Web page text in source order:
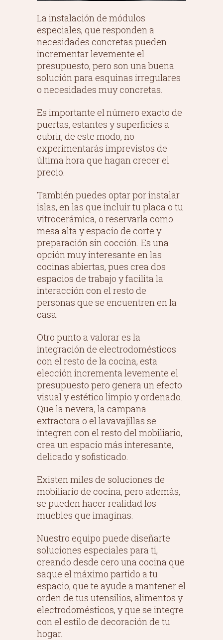
La instalación de módulos
especiales, que responden a
necesidades concretas pueden
incrementar levemente el
presupuesto, pero son una buena
solución para esquinas irregulares
o necesidades muy concretas.
Es importante el número exacto de
puertas, estantes y superficies a
cubrir, de este modo, no
experimentarás imprevistos de
última hora que hagan crecer el
precio.
También puedes optar por instalar
islas, en las que incluir tu placa o tu
vitrocerámica, o reservarla como
mesa alta y espacio de corte y
preparación sin cocción. Es una
opción muy interesante en las
cocinas abiertas, pues crea dos
espacios de trabajo y facilita la
interacción con el resto de
personas que se encuentren en la
casa.
Otro punto a valorar es la
integración de electrodomésticos
con el resto de la cocina, esta
elección incrementa levemente el
presupuesto pero genera un efecto
visual y estético limpio y ordenado.
Que la nevera, la campana
extractora o el lavavajillas se
integren con el resto del mobiliario,
crea un espacio más interesante,
delicado y sofisticado.
Existen miles de soluciones de
mobiliario de cocina, pero además,
se pueden hacer realidad los
muebles que imaginas.
Nuestro equipo puede diseñarte
soluciones especiales para ti,
creando desde cero una cocina que
saque el máximo partido a tu
espacio, que te ayude a mantener el
orden de tus utensilios, alimentos y
electrodomésticos, y que se integre
con el estilo de decoración de tu
hogar.